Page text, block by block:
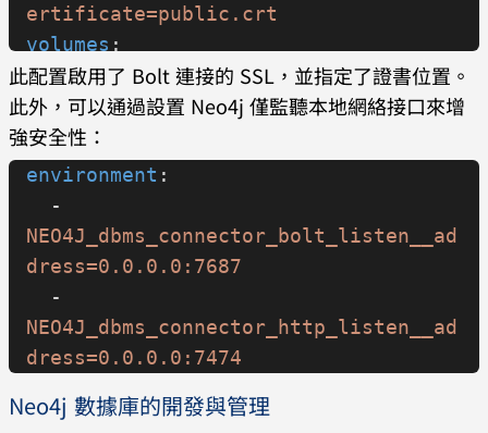
ertificate=public.crt
volumes :
  -
./certificates:/var/lib/neo4j/certif
icates
此配置啟用了 Bolt 連接的 SSL，並指定了證書位置。
此外，可以通過設置 Neo4j 僅監聽本地網絡接口來增
強安全性：
environment :
NEO4J_dbms_connector_bolt_listen__ad
dress=0.0.0.0:7687
NEO4J_dbms_connector_http_listen__ad
dress=0.0.0.0:7474
Neo4j 數據庫的開發與管理